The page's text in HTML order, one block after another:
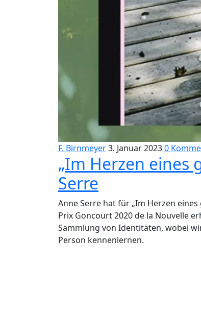
F. Birnmeyer3. Januar 20230
„Im Herzen eines
Serre
Anne Serre hat für „Im Herzen
Prix Goncourt 2020 de la Nouvelle
Sammlung von Identitäten, wobei
Person kennenlernen.